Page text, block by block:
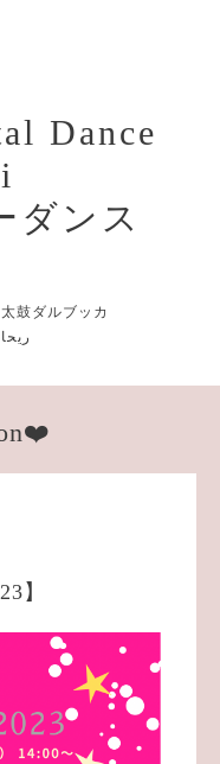
Dance
ダンス
鼓ダルブッカ
】